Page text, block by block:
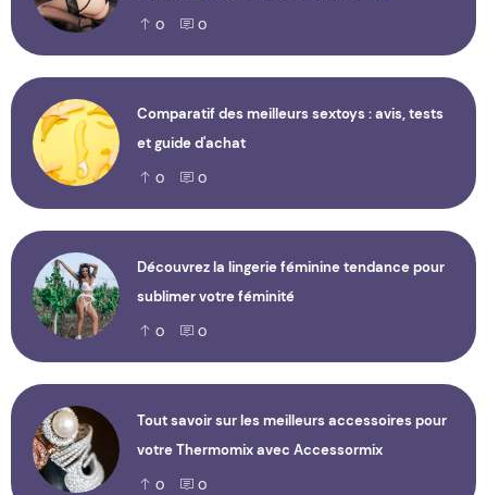
0 0
Comparatif des meilleurs sextoys : avis, tests
et guide d'achat
0 0
Découvrez la lingerie féminine tendance pour
sublimer votre féminité
0 0
Tout savoir sur les meilleurs accessoires pour
votre Thermomix avec Accessormix
0 0